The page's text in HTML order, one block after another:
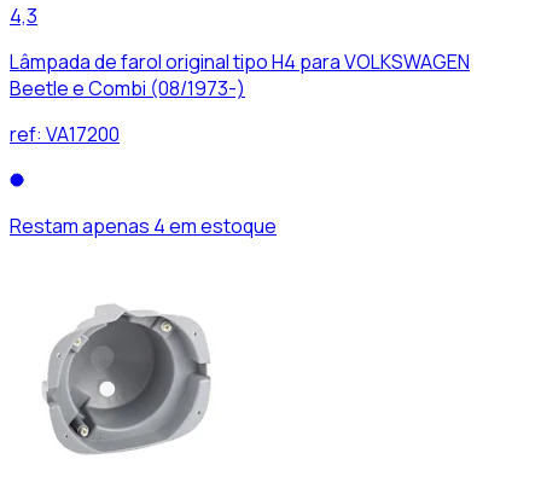
4,3
Lâmpada de farol original tipo H4 para VOLKSWAGEN
Beetle e Combi (08/1973-)
ref: VA17200
Restam apenas 4 em estoque